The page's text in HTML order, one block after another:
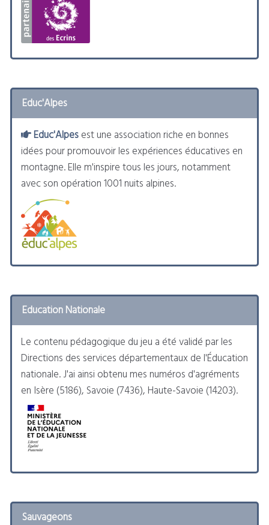
Educ'Alpes
Educ'Alpesest une association riche en bonnes
idées pour promouvoir les expériences éducatives en
montagne. Elle m'inspire tous les jours, notamment
avec son opération 1001 nuits alpines.
Education Nationale
Le contenu pédagogique du jeu a été validé par les
Directions des services départementaux de l'Éducation
nationale. J'ai ainsi obtenu mes numéros d'agréments
en Isère (5186), Savoie (7436), Haute-Savoie (14203).
Sauvageons